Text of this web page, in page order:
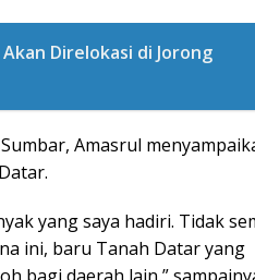
Direlokasi di Jorong
Amasrul
yang saya hadiri. Tidak
ini, baru Tanah Datar yang